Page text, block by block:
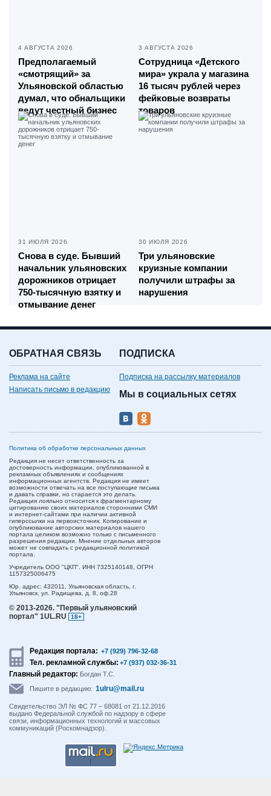
4 АВГУСТА 2026
Предполагаемый
«смотрящий» за
Ульяновской областью
думал, что обнальщики
ведут честный бизнес
3 АВГУСТА 2026
Сотрудница «Детского
мира» украла у магазина
16 тысяч рублей через
фейковые возвраты
товаров
31 ИЮЛЯ 2026
Снова в суде. Бывший
начальник ульяновских
дорожников отрицает
750-тысячную взятку и
отмывание денег
30 ИЮЛЯ 2026
Три ульяновские
круизные компании
получили штрафы за
нарушения
ОБРАТНАЯ СВЯЗЬ
Реклама на сайте
Написать письмо в редакцию
ПОДПИСКА
Подписка на рассылку материалов
Мы в социальных сетях
Политика об обработке персональных данных
Редакция не несет ответственность за
достоверность информации, опубликованной в
рекламных объявлениях и сообщениях
информационных агентств. Редакция не имеет
возможности отвечать на все поступающие письма
и давать справки, но старается это делать.
Редакция лояльно относится к фрагментарному
цитированию своих материалов сторонними СМИ
и интернет-сайтами при наличии активной
гиперссылки на первоисточник. Копирование и
опубликование авторских материалов нашего
портала целиком возможно только с письменного
разрешения редакции. Мнение отдельных авторов
может не совпадать с редакционной политикой
портала.
Учредитель ООО "ЦКП". ИНН 7325140148, ОГРН
1157325006475
Юр. адрес: 432011, Ульяновская область, г.
Ульяновск, ул. Радищева, д. 8, оф.28
© 2013-2026. "Первый ульяновский
портал" 1UL.RU
18+
Редакция портала: +7 (929) 796-32-68
Тел. рекламной службы: +7 (937) 032-36-31
Главный редактор: Богдан Т.С.
Пишите в редакцию: 1ulru@mail.ru
Свидетельство ЭЛ № ФС 77 – 68081 от 21.12.2016
выдано Федеральной службой по надзору в сфере
связи, информационных технологий и массовых
коммуникаций (Роскомнадзор).